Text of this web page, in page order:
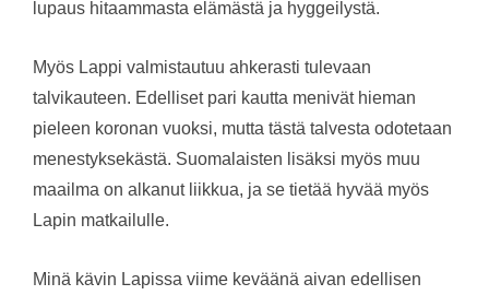
lupaus hitaammasta elämästä ja hyggeilystä.
Myös Lappi valmistautuu ahkerasti tulevaan
talvikauteen. Edelliset pari kautta menivät hieman
pieleen koronan vuoksi, mutta tästä talvesta odotetaan
menestyksekästä. Suomalaisten lisäksi myös muu
maailma on alkanut liikkua, ja se tietää hyvää myös
Lapin matkailulle.
Minä kävin Lapissa viime keväänä aivan edellisen